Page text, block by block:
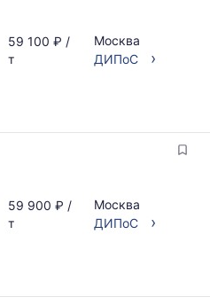
59 100 ₽ /
т
Москва
ДИПоС
›
59 900 ₽ /
т
Москва
ДИПоС
›